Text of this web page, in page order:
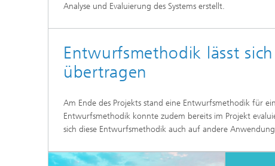
Analyse und Evaluierung des Systems erstellt.
Entwurfsmethodik lässt
übertragen
Am Ende des Projekts stand eine Entwurfsmethodik für
Entwurfsmethodik konnte zudem bereits im Projekt
sich diese Entwurfsmethodik auch auf andere